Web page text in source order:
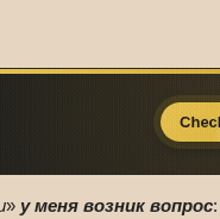
» у меня возник вопрос